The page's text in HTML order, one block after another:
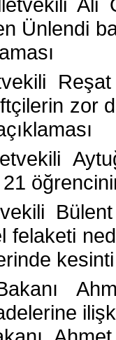
Ünlendi
zor
felaketi
kesinti